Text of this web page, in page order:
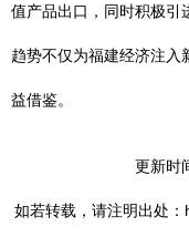
值产品出口，同时积极引
趋势不仅为福建经济注入
益借鉴。
更新时
如若转载，请注明出处